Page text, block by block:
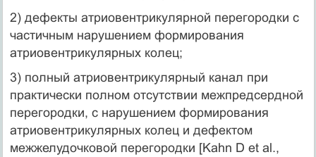
2) дефекты атриовентрикулярной перегородки с
частичным нарушением формирования
атриовентрикулярных колец;
3) полный атриовентрикулярный канал при
практически полном отсутствии межпредсердной
перегородки, с нарушением формирования
атриовентрикулярных колец и дефектом
межжелудочковой перегородки [Kahn D et al.,